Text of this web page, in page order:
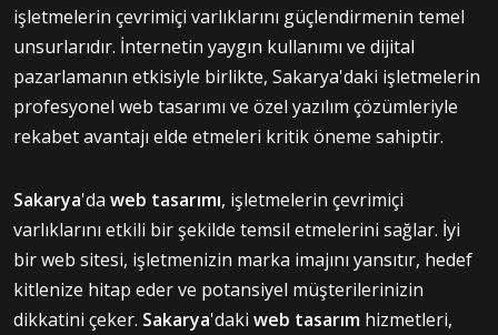
işletmelerin çevrimiçi varlıklarını güçlendirmenin temel
unsurlarıdır. İnternetin yaygın kullanımı ve dijital
pazarlamanın etkisiyle birlikte, Sakarya'daki işletmelerin
profesyonel web tasarımı ve özel yazılım çözümleriyle
rekabet avantajı elde etmeleri kritik öneme sahiptir.
Sakarya'da web tasarımı, işletmelerin çevrimiçi
varlıklarını etkili bir şekilde temsil etmelerini sağlar. İyi
bir web sitesi, işletmenizin marka imajını yansıtır, hedef
kitlenize hitap eder ve potansiyel müşterilerinizin
dikkatini çeker. Sakarya'daki web tasarım hizmetleri,